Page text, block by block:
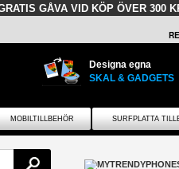
GÅVA VID KÖP ÖVER 300
Designa egna
SKAL & GADGETS
MOBILTILLBEHÖR SURFPLATTA